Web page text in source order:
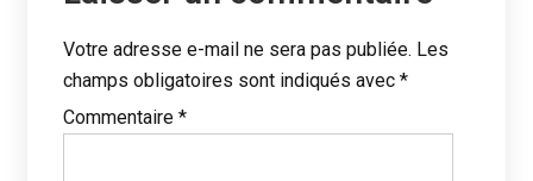
Votre adresse e-mail ne sera pas publiée. Les
champs obligatoires sont indiqués avec *
Commentaire *